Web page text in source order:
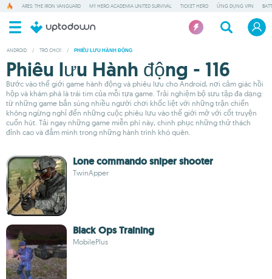
ARES: THE IRON VANGUARD MY HERO ACADEMIA UNITED SURVIVAL TICKET HERO ỨNG DỤNG VPN
ANDROID / TRÒ CHƠI / PHIÊU LƯU HÀNH ĐỘNG
Phiêu lưu Hành động - 116
Bước vào thế giới game hành động và phiêu lưu cho Android, nơi cảm giác hồi
hộp và khám phá là trái tim của mỗi tựa game. Trải nghiệm bộ sưu tập đa dạng:
từ những game bắn súng nhiều người chơi khốc liệt với những trận chiến
không ngừng nghỉ đến những cuộc phiêu lưu vào thế giới mở với cốt truyện
cuốn hút. Tải ngay những game miễn phí này, chinh phục những thử thách
đỉnh cao và đắm mình trong những hành trình khó quên.
Lone commando sniper shooter
TwinApper
Black Ops Training
MobilePlus